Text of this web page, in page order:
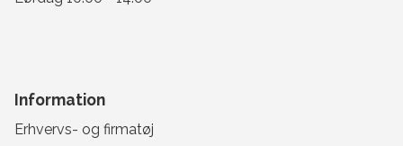
Information
Erhvervs- og firmatøj